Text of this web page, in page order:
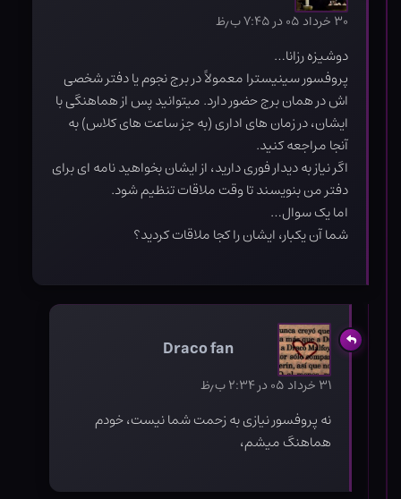
۳۰ خرداد ۰۵ در ۷:۴۵ ب٫ظ
دوشیزه رزانا…
پروفسور سینیسترا معمولاً در برج نجوم یا دفتر شخصی
اش در همان برج حضور دارد. میتوانید پس از هماهنگی با
ایشان، در زمان های اداری (به جز ساعت های کلاس) به
آنجا مراجعه کنید.
اگر نیاز به دیدار فوری دارید، از ایشان بخواهید نامه ای برای
دفتر من بنویسند تا وقت ملاقات تنظیم شود.
اما یک سوال…
شما آن یکبار، ایشان را کجا ملاقات کردید؟
Draco fan
۳۱ خرداد ۰۵ در ۲:۳۴ ب٫ظ
نه پروفسور نیازی به زحمت شما نیست، خودم
هماهنگ میشم،